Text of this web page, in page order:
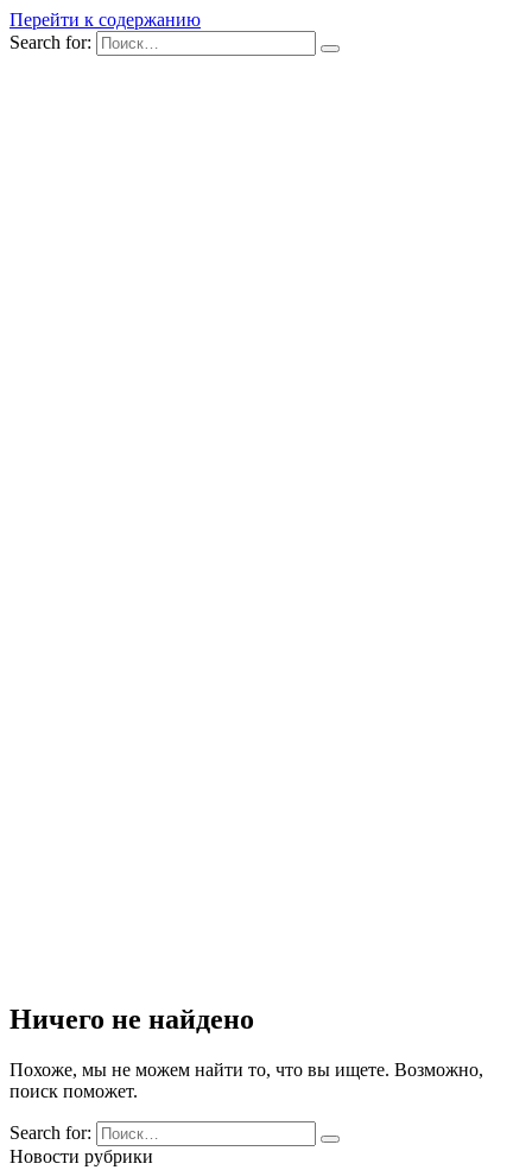
Перейти к содержанию
Search for:
Ничего не найдено
Похоже, мы не можем найти то, что вы ищете. Возможно,
поиск поможет.
Search for:
Новости рубрики